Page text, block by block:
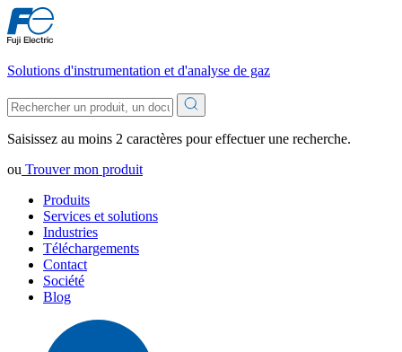
Solutions d'instrumentation et d'analyse de gaz
Saisissez au moins 2 caractères pour effectuer une recherche.
ou Trouver mon produit
Produits
Services et solutions
Industries
Téléchargements
Contact
Société
Blog